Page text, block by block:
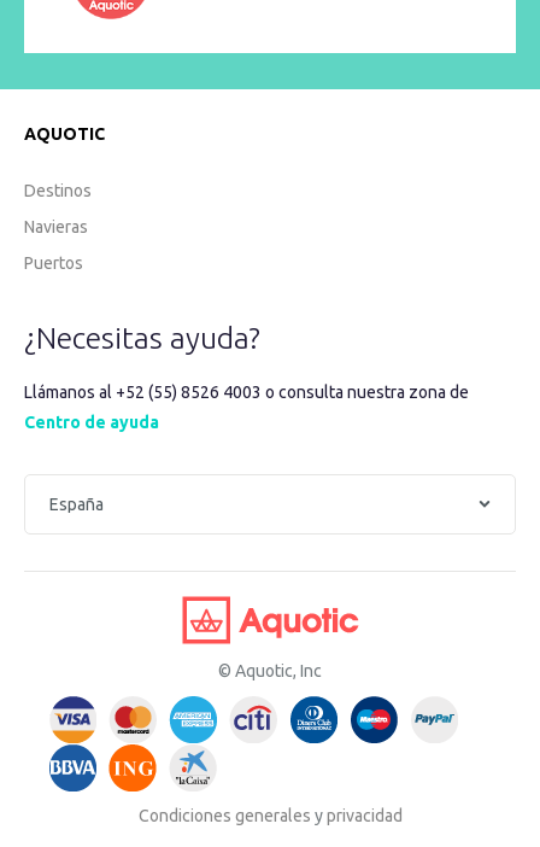
AQUOTIC
Destinos
Navieras
Puertos
¿Necesitas ayuda?
Llámanos al +52 (55) 8526 4003 o consulta nuestra zona de
Centro de ayuda
© Aquotic, Inc
Condiciones generales yprivacidad